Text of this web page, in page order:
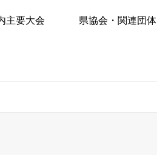
主要大会 県協会・関連団体